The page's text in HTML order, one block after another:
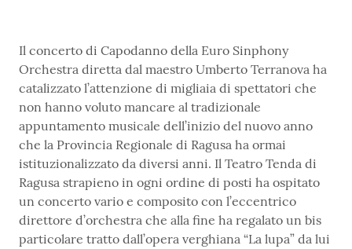
Il concerto di Capodanno della Euro Sinphony
Orchestra diretta dal maestro Umberto Terranova ha
catalizzato l’attenzione di migliaia di spettatori che
non hanno voluto mancare al tradizionale
appuntamento musicale dell’inizio del nuovo anno
che la Provincia Regionale di Ragusa ha ormai
istituzionalizzato da diversi anni. Il Teatro Tenda di
Ragusa strapieno in ogni ordine di posti ha ospitato
un concerto vario e composito con l’eccentrico
direttore d’orchestra che alla fine ha regalato un bis
particolare tratto dall’opera verghiana “La lupa” da lui